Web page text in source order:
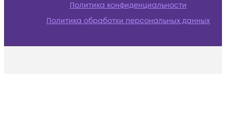
Политика конфиденциальности
Политика обработки персональных данных